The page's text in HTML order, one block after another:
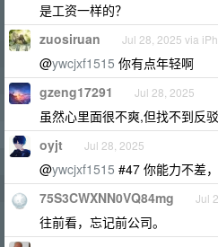
是工资一样的？
zuosiruan Jul 28, 2025 via
@ywcjxf1515 你有点年轻啊
gzeng17291 Jul 28, 2025
虽然心里面很不爽,但找不到反
oyjt Jul 28, 2025
@ywcjxf1515 #47 你能力不差
75S3CWXNN0VQ84mg Jul
往前看，忘记前公司。